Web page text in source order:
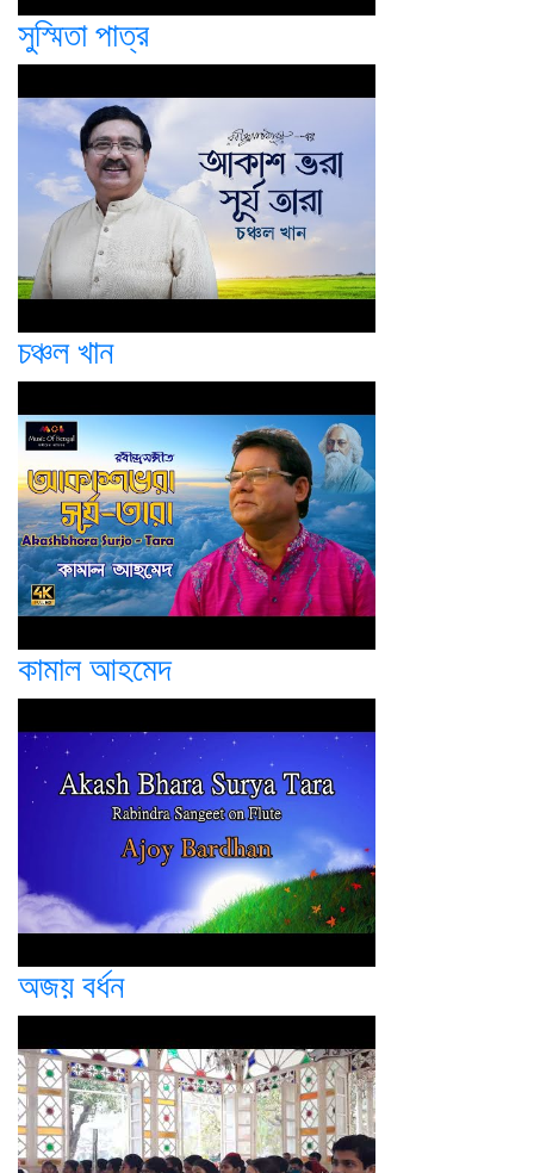
সুস্মিতা পাত্র
চঞ্চল খান
কামাল আহমেদ
অজয় বর্ধন